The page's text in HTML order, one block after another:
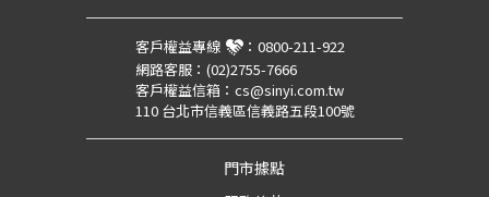
客戶權益專線 ： 0800-211-922
網路客服： (02)2755-7666
客戶權益信箱： cs@sinyi.com.tw
110 台北市信義區信義路五段100號
門市據點